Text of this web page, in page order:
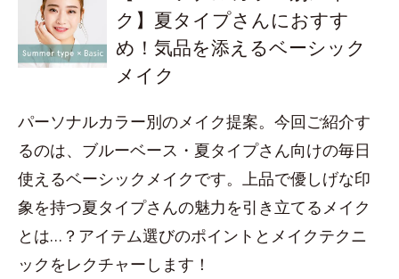
ク】夏タイプさんにおすす
め！気品を添えるベーシック
メイク
パーソナルカラー別のメイク提案。今回ご紹介す
るのは、ブルーベース・夏タイプさん向けの毎日
使えるベーシックメイクです。上品で優しげな印
象を持つ夏タイプさんの魅力を引き立てるメイク
とは…？アイテム選びのポイントとメイクテクニ
ックをレクチャーします！